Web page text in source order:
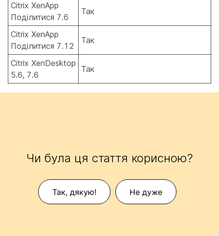
Citrix XenApp
Поділитися 7.6
Так
Citrix XenApp
Поділитися 7.12
Так
Citrix XenDesktop
5.6, 7.6
Так
Чи була ця стаття корисною?
Так, дякую! Не дуже